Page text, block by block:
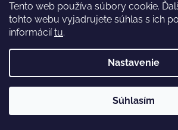
Tento web používa súbory cookie.
tohto webu vyjadrujete súhlas s ich
informáciítu.
Nastavenie
Súhlasím
nedostupná (na email reagujeme
obvykle💚Ďakujeme, že ste s